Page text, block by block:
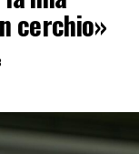
cerchio»